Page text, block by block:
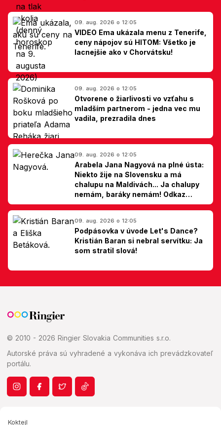
09. aug. 2026 o 12:05
VIDEO Ema ukázala menu z Tenerife,
ceny nápojov sú HITOM: Všetko je
lacnejšie ako v Chorvátsku!
09. aug. 2026 o 12:05
Otvorene o žiarlivosti vo vzťahu s
mladším partnerom - jedna vec mu
vadila, prezradila dnes
09. aug. 2026 o 12:05
Arabela Jana Nagyová na plné ústa:
Niekto žije na Slovensku a má
chalupu na Maldivách... Ja chalupy
nemám, baráky nemám! Odkaz
Slovákom
09. aug. 2026 o 12:05
Podpásovka v úvode Let's Dance?
Kristián Baran si nebral servítku: Ja
som stratil slová!
© 2010 - 2026 Ringier Slovakia Communities s.r.o.
Autorské práva sú vyhradené a vykonáva ich prevádzkovateľ
portálu.
Koktejl